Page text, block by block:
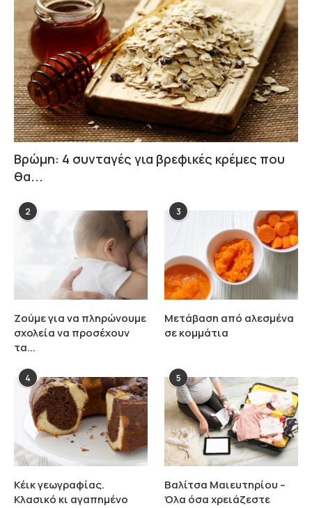
Βρώμη: 4 συνταγές για βρεφικές κρέμες που
θα...
2
Ζούμε για να πληρώνουμε
σχολεία να προσέχουν
τα...
3
Μετάβαση από αλεσμένα
σε κομμάτια
4
Κέικ γεωγραφίας.
Κλασικό κι αγαπημένο
5
Βαλίτσα Μαιευτηρίου –
Όλα όσα χρειάζεστε